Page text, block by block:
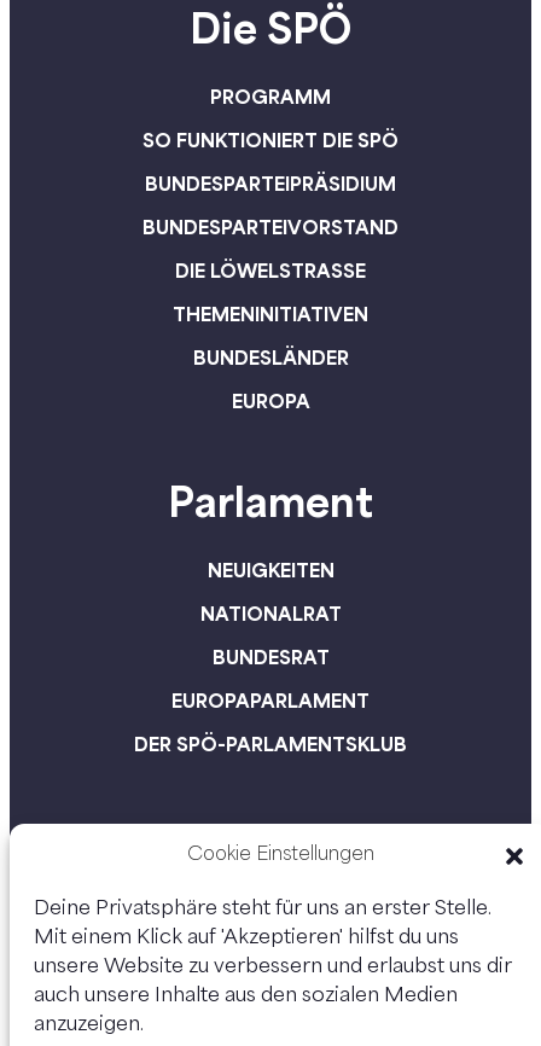
Cookie Einstellungen
Deine Privatsphäre steht für uns an erster Stelle.
Mit einem Klick auf 'Akzeptieren' hilfst du uns
unsere Website zu verbessern und erlaubst uns dir
auch unsere Inhalte aus den sozialen Medien
anzuzeigen.
Die SPÖ
PROGRAMM
SO FUNKTIONIERT DIE SPÖ
BUNDESPARTEIPRÄSIDIUM
BUNDESPARTEIVORSTAND
DIE LÖWELSTRASSE
THEMENINITIATIVEN
BUNDESLÄNDER
EUROPA
Parlament
NEUIGKEITEN
NATIONALRAT
BUNDESRAT
EUROPAPARLAMENT
DER SPÖ-PARLAMENTSKLUB